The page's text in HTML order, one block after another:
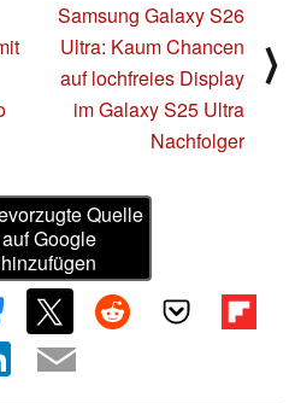
Samsung Galaxy S26
Ultra: Kaum Chancen
auf lochfreies Display
im Galaxy S25 Ultra
Nachfolger
⟩
Quelle
auf Google
hinzufügen